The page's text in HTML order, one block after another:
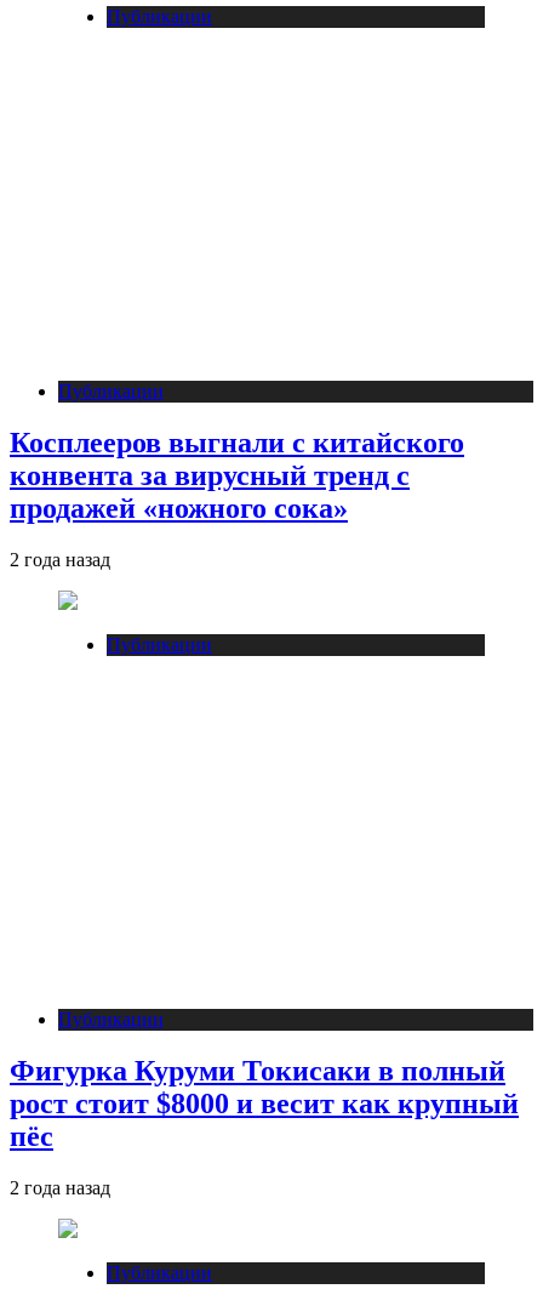
Публикации
Публикации
Косплееров выгнали с китайского
конвента за вирусный тренд с
продажей «ножного сока»
2 года назад
Публикации
Публикации
Фигурка Куруми Токисаки в полный
рост стоит $8000 и весит как крупный
пёс
2 года назад
Публикации